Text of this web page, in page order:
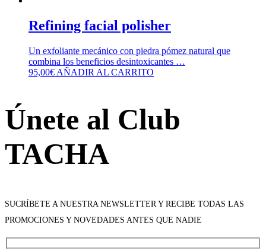
Refining facial polisher
Un exfoliante mecánico con piedra pómez natural que
combina los beneficios desintoxicantes …
95,00€ AÑADIR AL CARRITO
Únete al Club
TACHA
SUCRÍBETE A NUESTRA NEWSLETTER Y RECIBE TODAS LAS
PROMOCIONES Y NOVEDADES ANTES QUE NADIE